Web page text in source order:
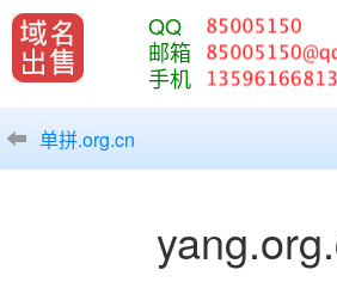
QQ
邮箱
手机
单拼.org.cn